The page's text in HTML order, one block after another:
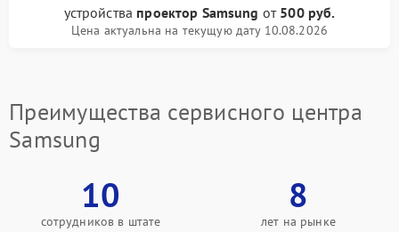
устройства проектор Samsung от 500 руб.
Цена актуальна на текущую дату 10.08.2026
Преимущества сервисного центра
Samsung
10
сотрудников в штате
8
лет на рынке